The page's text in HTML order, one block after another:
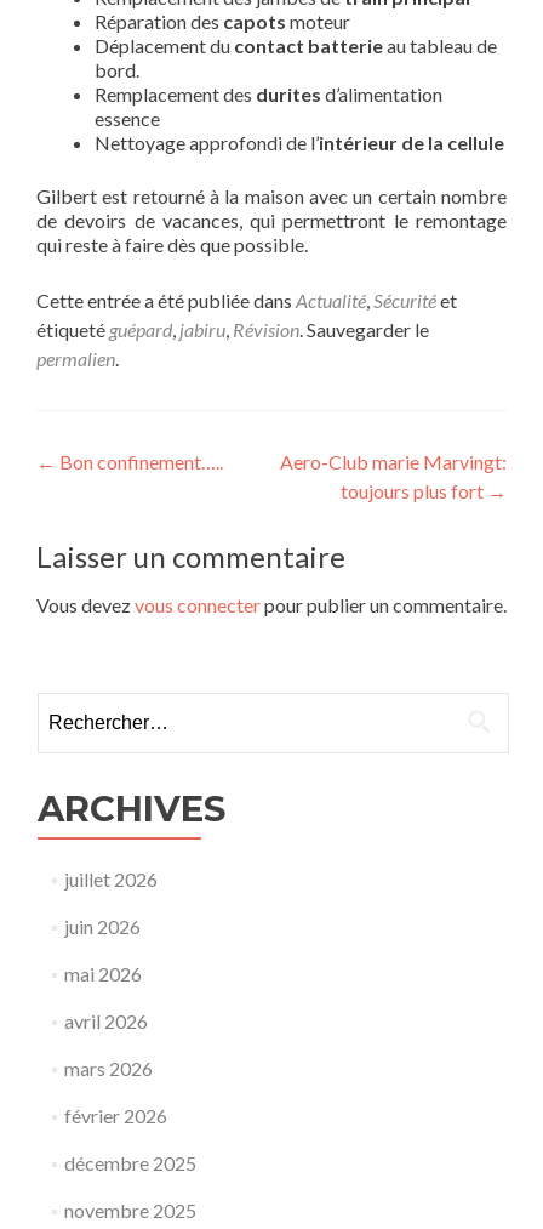
Réparation des capots moteur
Déplacement du contact batterieau tableau de
bord.
Remplacement des durites d’alimentation
essence
Nettoyage approfondi de l’intérieur de la cellule
Gilbert est retourné à la maison avec un certain nombre
de devoirs de vacances, qui permettront le remontage
qui reste à faire dès que possible.
Cette entrée a été publiée dans Actualité,Sécuritéet
étiqueté guépard, jabiru, Révision. Sauvegarder le
permalien.
Navigation
l’article
← Bon confinement…..
Aero-Club marie Marvingt:
toujours plus fort‌ →
Laisser un commentaire
Vous devezvous connecterpour publier un commentaire.
ARCHIVES
juillet 2026
juin 2026
mai 2026
avril 2026
mars 2026
février 2026
décembre 2025
novembre 2025